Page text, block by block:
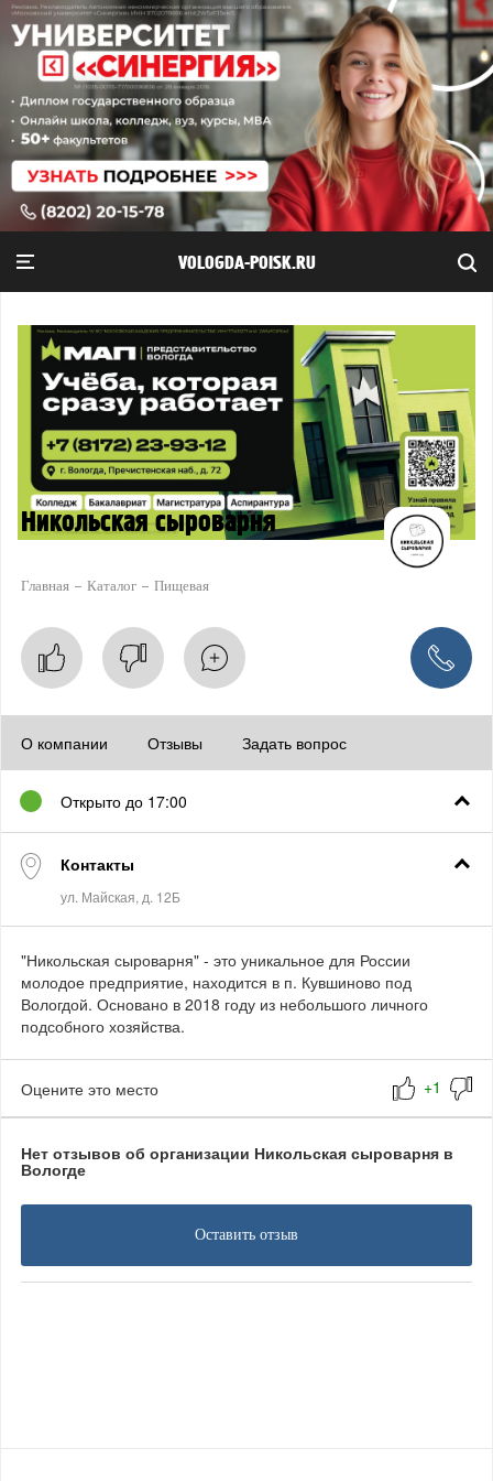
VOLOGDA-POISK.RU
Никольская сыроварня
Главная Каталог Пищевая
О компании Отзывы Задать вопрос
Открыто до 17:00
Контакты
"Никольская сыроварня" - это уникальное для России
молодое предприятие, находится в п. Кувшиново под
Вологдой. Основано в 2018 году из небольшого личного
подсобного хозяйства.
Оцените это место
Нет отзывов об организации Никольская сыроварня в
Вологде
Оставить отзыв